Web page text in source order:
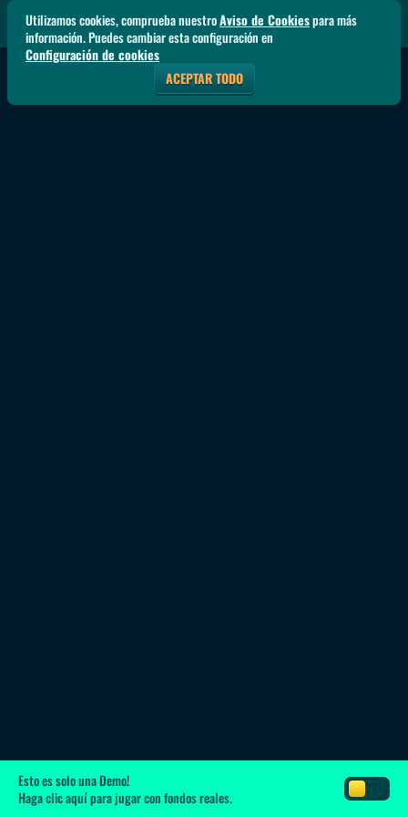
Esto es solo una Demo!
Haga clic aquípara jugar con fondos reales.
Utilizamos cookies, comprueba nuestroAviso de Cookiespara más
información. Puedes cambiar esta configuración en
Configuración de cookies
ACEPTAR TODO